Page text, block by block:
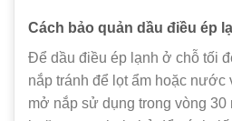
Cách bảo quản dầu điều ép
Để dầu điều ép lạnh ở chỗ tối
nắp tránh để lọt ẩm hoặc nước
mở nắp sử dụng trong vòng 30